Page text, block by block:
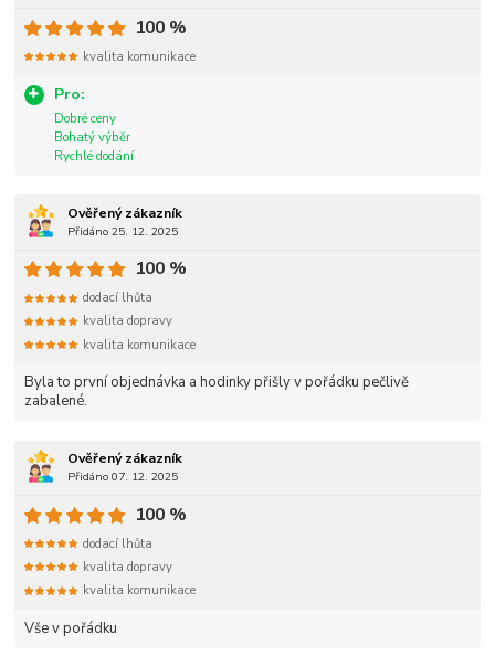
Pro:
Dobré ceny
Bohatý výběr
Rychlé dodání
100 %
kvalita komunikace
Ověřený zákazník
Přidáno 25. 12. 2025
Byla to první objednávka a hodinky přišly v pořádku pečlivě
zabalené.
100 %
dodací lhůta
kvalita dopravy
kvalita komunikace
Ověřený zákazník
Přidáno 07. 12. 2025
Vše v pořádku
100 %
dodací lhůta
kvalita dopravy
kvalita komunikace